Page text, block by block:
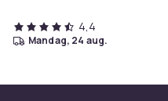
4,4
mandag, 24 aug.